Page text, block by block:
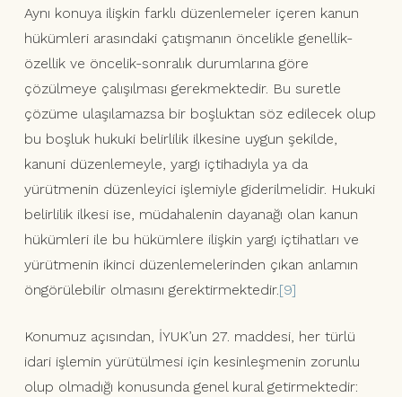
Aynı konuya ilişkin farklı düzenlemeler içeren kanun
hükümleri arasındaki çatışmanın öncelikle genellik-
özellik ve öncelik-sonralık durumlarına göre
çözülmeye çalışılması gerekmektedir. Bu suretle
çözüme ulaşılamazsa bir boşluktan söz edilecek olup
bu boşluk hukuki belirlilik ilkesine uygun şekilde,
kanuni düzenlemeyle, yargı içtihadıyla ya da
yürütmenin düzenleyici işlemiyle giderilmelidir. Hukuki
belirlilik ilkesi ise, müdahalenin dayanağı olan kanun
hükümleri ile bu hükümlere ilişkin yargı içtihatları ve
yürütmenin ikinci düzenlemelerinden çıkan anlamın
öngörülebilir olmasını gerektirmektedir.[9]
Konumuz açısından, İYUK’un 27. maddesi, her türlü
idari işlemin yürütülmesi için kesinleşmenin zorunlu
olup olmadığı konusunda genel kural getirmektedir: